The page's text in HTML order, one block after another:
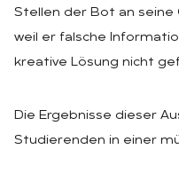
Stellen der Bot an seine
weil er falsche
kreative Lösung nicht
Die Ergebnisse dieser
Studierenden in einer